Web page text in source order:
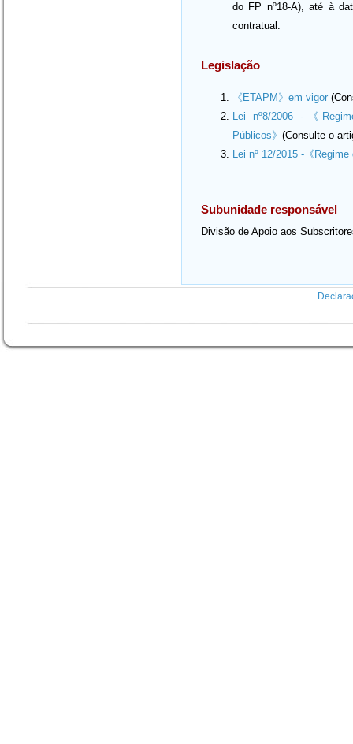
do FP nº18-A), até à
contratual.
Legislação
《ETAPM》em vigor
Lei nº8/2006 -《
Públicos》 (Consulte o
Lei nº 12/2015 -《
Subunidade responsável
Divisão de Apoio aos